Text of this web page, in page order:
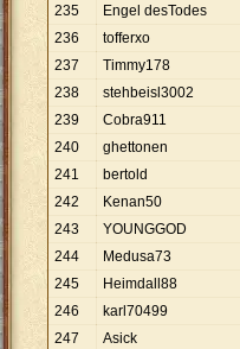
235 Engel desTodes
236
tofferxo
237
Timmy178
238
stehbeisl3002
239
Cobra911
240
ghettonen
241
bertold
242
Kenan50
243
YOUNGGOD
244
Medusa73
245
Heimdall88
246
karl70499
247
Asick